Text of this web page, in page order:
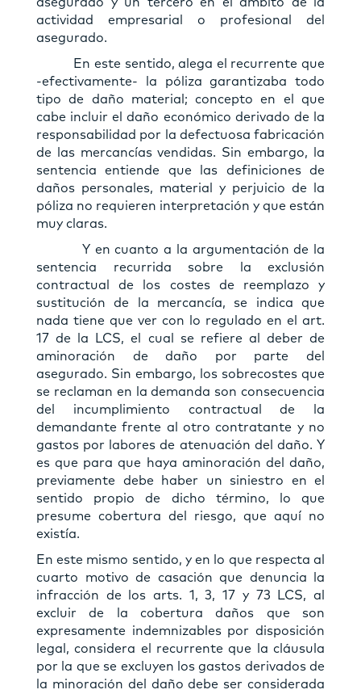
actividad empresarial o profesional del
asegurado.
En este sentido, alega el recurrente que
-efectivamente- la póliza garantizaba todo
tipo de daño material; concepto en el que
cabe incluir el daño económico derivado de la
responsabilidad por la defectuosa fabricación
de las mercancías vendidas. Sin embargo, la
sentencia entiende que las definiciones de
daños personales, material y perjuicio de la
póliza no requieren interpretación y que están
muy claras.
Y en cuanto a la argumentación de la
sentencia recurrida sobre la exclusión
contractual de los costes de reemplazo y
sustitución de la mercancía, se indica que
nada tiene que ver con lo regulado en el art.
17 de la LCS, el cual se refiere al deber de
aminoración de daño por parte del
asegurado. Sin embargo, los sobrecostes que
se reclaman en la demanda son consecuencia
del incumplimiento contractual de la
demandante frente al otro contratante y no
gastos por labores de atenuación del daño. Y
es que para que haya aminoración del daño,
previamente debe haber un siniestro en el
sentido propio de dicho término, lo que
presume cobertura del riesgo, que aquí no
existía.
En este mismo sentido, y en lo que respecta al
cuarto motivo de casación que denuncia la
infracción de los arts. 1, 3, 17 y 73 LCS, al
excluir de la cobertura daños que son
expresamente indemnizables por disposición
legal, considera el recurrente que la cláusula
por la que se excluyen los gastos derivados de
la minoración del daño debe ser considerada